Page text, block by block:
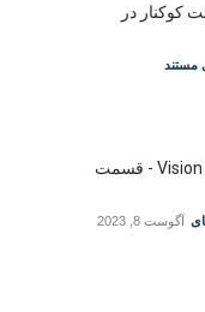
کوکنار در
مستند
پادکست Vision 2030 - قسمت
آگوست 8, 2023